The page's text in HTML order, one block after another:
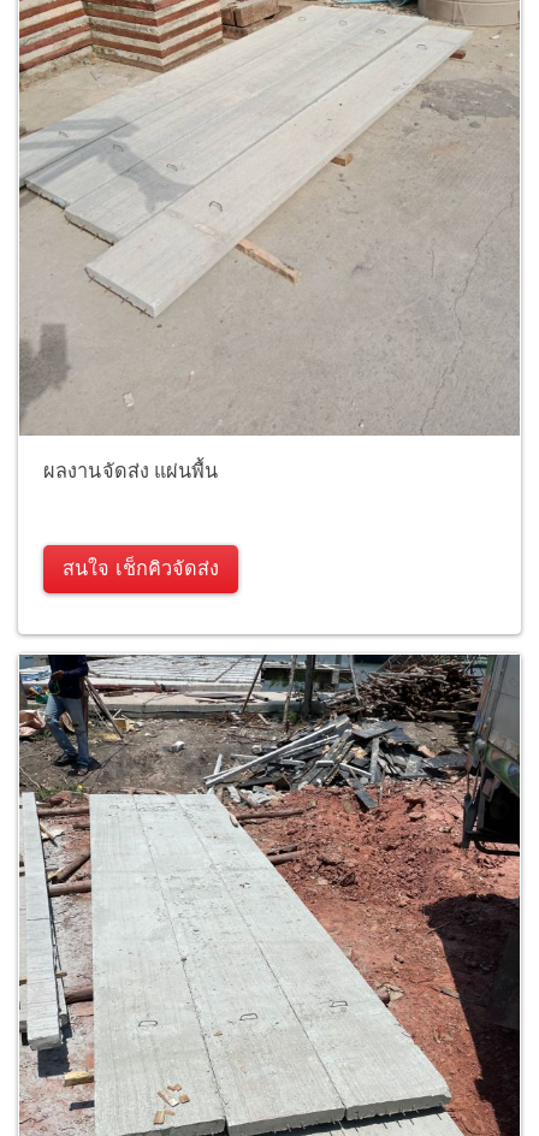
ผลงานจัดส่ง แผ่นพื้น
สนใจ เช็กคิวจัดส่ง